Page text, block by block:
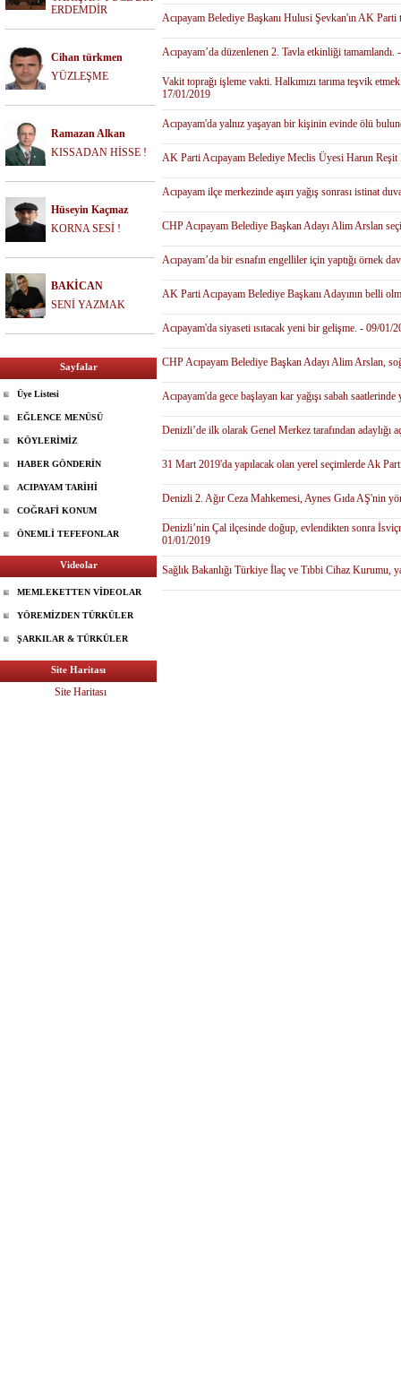
ERDEMDİR
Cihan türkmen
YÜZLEŞME
Ramazan Alkan
KISSADAN HİSSE !
Hüseyin Kaçmaz
KORNA SESİ !
BAKİCAN
SENİ YAZMAK
Sayfalar
Üye Listesi
EĞLENCE MENÜSÜ
KÖYLERİMİZ
HABER GÖNDERİN
ACIPAYAM TARİHİ
COĞRAFİ KONUM
ÖNEMLİ TEFEFONLAR
Videolar
MEMLEKETTEN VİDEOLAR
YÖREMİZDEN TÜRKÜLER
ŞARKILAR & TÜRKÜLER
Site Haritası
Site Haritası
Acıpayam Belediye Başkanı Hulusi Şevkan'ın AK
Acıpayam’da düzenlenen 2. Tavla etkinliği tamamlandı.
Vakit toprağı işleme vakti. Halkımızı tarıma teşvik
17/01/2019
Acıpayam'da yalnız yaşayan bir kişinin evinde ölü
AK Parti Acıpayam Belediye Meclis Üyesi Harun
Acıpayam ilçe merkezinde aşırı yağış sonrası istinat
CHP Acıpayam Belediye Başkan Adayı Alim Arslan
Acıpayam’da bir esnafın engelliler için yaptığı örnek
AK Parti Acıpayam Belediye Başkanı Adayının belli
Acıpayam'da siyaseti ısıtacak yeni bir gelişme. - 09/01/
CHP Acıpayam Belediye Başkan Adayı Alim Arslan,
Acıpayam'da gece başlayan kar yağışı sabah
Denizli’de ilk olarak Genel Merkez tarafından
31 Mart 2019'da yapılacak olan yerel seçimlerde Ak
Denizli 2. Ağır Ceza Mahkemesi, Aynes Gıda AŞ'nin
Denizli’nin Çal ilçesinde doğup, evlendikten sonra
01/01/2019
Sağlık Bakanlığı Türkiye İlaç ve Tıbbi Cihaz Kurumu,